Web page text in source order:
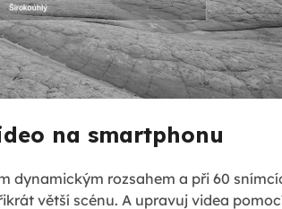
na smartphonu
dynamickým rozsahem a při 60
větší scénu. A upravuj videa